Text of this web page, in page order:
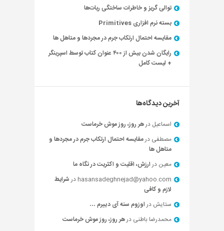
توالی گریز و خاطرات ساختگی ربات‌ها
بسته نرم افزاری Primitives
مقایسه احتمال ارتکاب جرم در مجردها و متاهل ها
رایگان شدن بیش از ۴۰۰ عنوان کتاب توسط اسپرینگر
+ لیست کامل
آخرین دیدگاه‌ها
اسماعیل درهر روز، روز موش خرماست
مصطفی درمقایسه احتمال ارتکاب جرم در مجردها و
متاهل ها
معین درارزش، اقلیت و اکثریت در نگاه ما
hasansadeghnejad@yahoo.com درشرایط
لازم و کافی
ستایش دراوزوم سنه آی دییرم …
محمدرضا باطنی درهر روز، روز موش خرماست